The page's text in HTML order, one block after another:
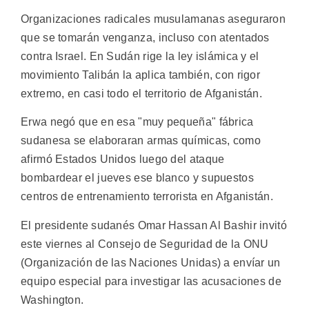
Organizaciones radicales musulamanas aseguraron
que se tomarán venganza, incluso con atentados
contra Israel. En Sudán rige la ley islámica y el
movimiento Talibán la aplica también, con rigor
extremo, en casi todo el territorio de Afganistán.
Erwa negó que en esa "muy pequeña" fábrica
sudanesa se elaboraran armas químicas, como
afirmó Estados Unidos luego del ataque
bombardear el jueves ese blanco y supuestos
centros de entrenamiento terrorista en Afganistán.
El presidente sudanés Omar Hassan Al Bashir invitó
este viernes al Consejo de Seguridad de la ONU
(Organización de las Naciones Unidas) a envíar un
equipo especial para investigar las acusaciones de
Washington.